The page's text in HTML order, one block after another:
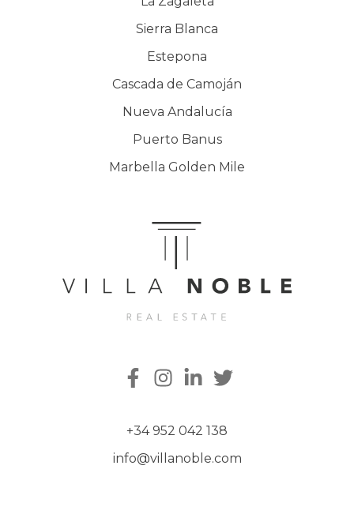
Sierra Blanca
Estepona
Cascada de Camoján
Nueva Andalucía
Puerto Banus
Marbella Golden Mile
+34 952 042 138
info@villanoble.com